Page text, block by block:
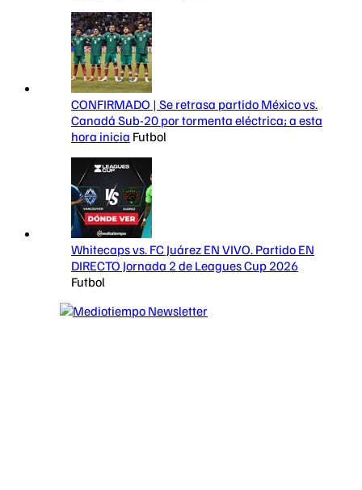
CONFIRMADO | Se retrasa partido México vs.
Canadá Sub-20 por tormenta eléctrica; a esta
hora inicia Futbol
Whitecaps vs. FC Juárez EN VIVO. Partido EN
DIRECTO Jornada 2 de Leagues Cup 2026
Futbol